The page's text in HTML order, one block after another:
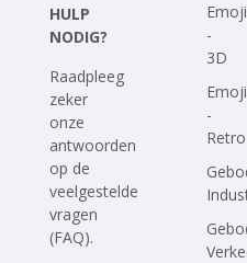
HULP
NODIG?
Raadpleeg
zeker
onze
antwoorden
op de
veelgestelde
vragen
(FAQ).
-
3D
-
Retro